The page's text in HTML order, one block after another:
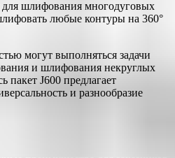
шлифования многодуговых
любые контуры на 360°
могут выполняться задачи
и шлифования некруглых
пакет J600 предлагает
и разнообразие